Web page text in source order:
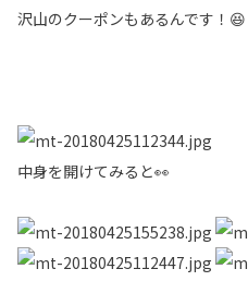
沢山のクーポンもあるんです！😆
中身を開けてみると👀